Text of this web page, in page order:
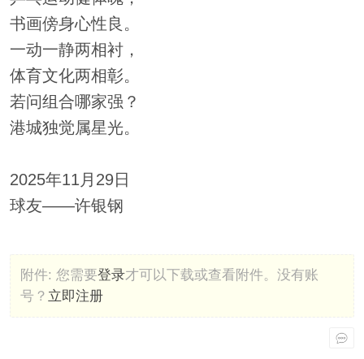
书画傍身心性良。
一动一静两相衬，
体育文化两相彰。
若问组合哪家强？
港城独觉属星光。
2025年11月29日
球友——许银钢
附件: 您需要登录才可以下载或查看附件。没有账
号？ 立即注册